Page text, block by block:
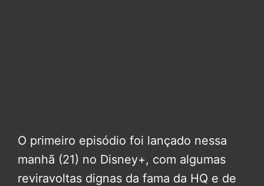
O primeiro episódio foi lançado nessa
manhã (21) no Disney+, com algumas
reviravoltas dignas da fama da HQ e de